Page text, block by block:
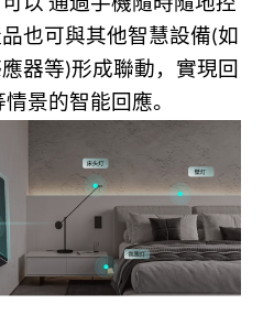
也可與其他智慧設備(如
器等)形成聯動，實現回
景的智能回應。